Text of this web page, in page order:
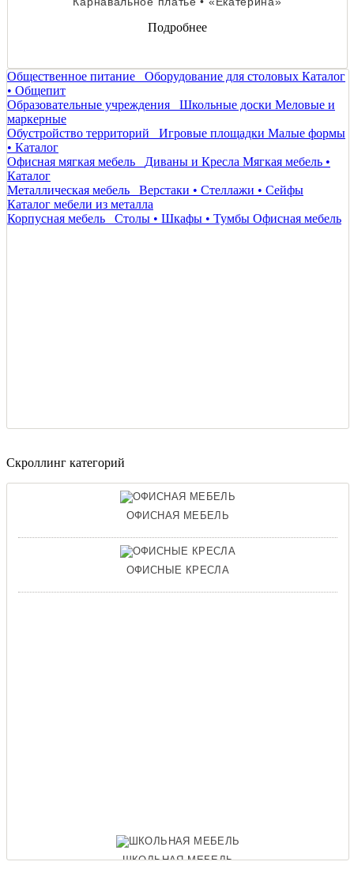
Подробнее
Общественное питание Оборудование для столовых Каталог
• Общепит
Образовательные учреждения
Школьные доски Меловые и
маркерные
Обустройство территорий
Игровые площадки Малые формы
• Каталог
Офисная мягкая мебель
Диваны и Кресла Мягкая мебель •
Каталог
Металлическая мебель
Верстаки • Стеллажи • Сейфы
Каталог мебели из металла
Корпусная мебель
Столы • Шкафы • Тумбы Офисная мебель
Скроллинг категорий
ОФИСНАЯ МЕБЕЛЬ
ОФИСНЫЕ КРЕСЛА
ШКОЛЬНАЯ МЕБЕЛЬ